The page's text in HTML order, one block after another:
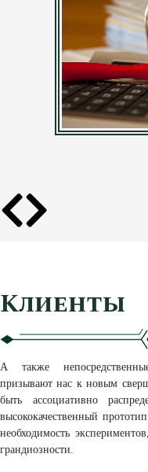
Клиенты
А также
призывают нас к новым
быть ассоциативно
высококачественный
необходимость
грандиозности.